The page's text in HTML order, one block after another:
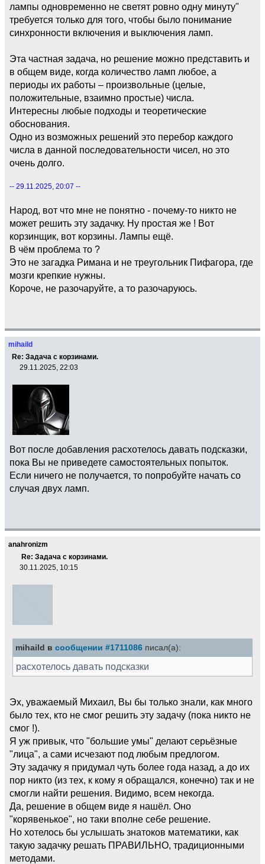
лампы одновременно не светят ровно одну минуту"
требуется только для того, чтобы было понимание
синхронности включения и выключения ламп.
Эта частная задача, но решение можно представить и
в общем виде, когда количество ламп любое, а
периоды их работы – произвольные (целые,
положительные, взаимно простые) числа.
Интересны любые подходы и теоретические
обоснования.
Одно из возможных решений это перебор каждого
числа в данной последовательности чисел, но это
очень долго.
-- 29.11.2025, 20:07 --
Народ, вот что мне не понятно - почему-то никто не
может решить эту задачку. Ну простая же ! Вот
корзинщик, вот корзины. Лампы ещё.
В чём проблема то ?
Это не загадка Римана и не треугольник Пифагора, где
мозги крепкие нужны.
Короче, не разочаруйте, а то разочаруюсь.
mihaild
Re: Задача с корзинами.
29.11.2025, 22:03
Вот после добавления расхотелось давать подсказки,
пока Вы не приведете самостоятельных попыток.
Если ничего не получается, то попробуйте начать со
случая двух ламп.
anahronizm
Re: Задача с корзинами.
30.11.2025, 10:15
mihaild в сообщении #1711086 писал(а):
расхотелось давать подсказки
Эх, уважаемый Михаил, Вы бы только знали, как много
было тех, кто не смог решить эту задачу (пока никто не
смог !).
Я уж привык, что "большие умы" делают серьёзные
"лица", а сами исчезают под любым предлогом.
Эту задачку я придумал чуть более года назад, а до их
пор никто (из тех, к кому я обращался, конечно) так и не
смогли найти решения. Видимо, всем некогда.
Да, решение в общем виде я нашёл. Оно
"корявенькое", но таки вполне себе решение.
Но хотелось бы услышать знатоков математики, как
такую задачку решать ПРАВИЛЬНО, традиционными
методами.